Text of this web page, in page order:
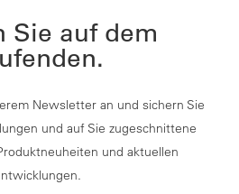
Sie auf dem
Newsletter an und sichern Sie
und auf Sie zugeschnittene
und aktuellen